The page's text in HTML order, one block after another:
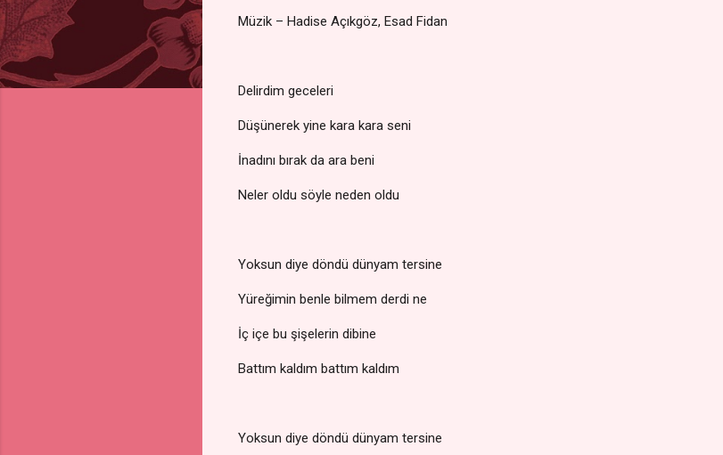
Müzik – Hadise Açıkgöz, Esad Fidan
Delirdim geceleri
Düşünerek yine kara kara seni
İnadını bırak da ara beni
Neler oldu söyle neden oldu
Yoksun diye döndü dünyam tersine
Yüreğimin benle bilmem derdi ne
İç içe bu şişelerin dibine
Battım kaldım battım kaldım​
Yoksun diye döndü dünyam tersine